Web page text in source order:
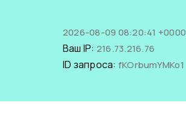
2026-08-09 08:20:41 +0000
Ваш IP: 216.73.216.76
ID запроса: fKOrbumYMKo1